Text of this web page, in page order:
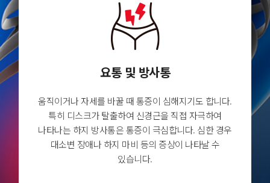
요통 및 방사통
움직이거나 자세를 바꿀 때 통증이 심해지기도 합니다.
특히 디스크가 탈출하여 신경근을 직접 자극하여
나타나는 하지 방사통은 통증이 극심합니다. 심한 경우
대소변 장애나하지 마비 등의 증상이 나타날 수
있습니다.